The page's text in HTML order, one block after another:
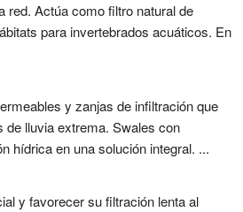
red. Actúa como filtro natural de
para invertebrados acuáticos. En
y zanjas de infiltración que
de lluvia extrema. Swales con
hídrica en una solución integral. ...
y favorecer su filtración lenta al